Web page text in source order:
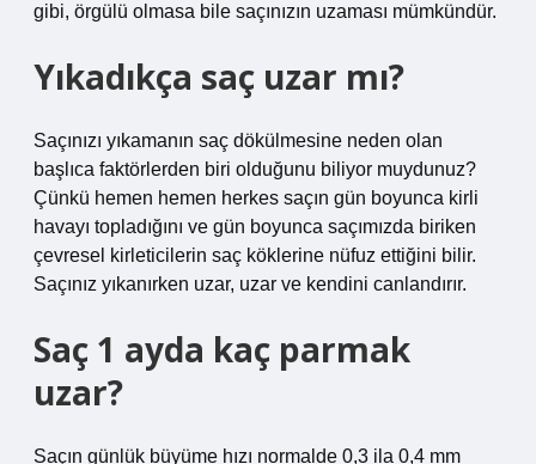
gibi, örgülü olmasa bile saçınızın uzaması mümkündür.
Yıkadıkça saç uzar mı?
Saçınızı yıkamanın saç dökülmesine neden olan
başlıca faktörlerden biri olduğunu biliyor muydunuz?
Çünkü hemen hemen herkes saçın gün boyunca kirli
havayı topladığını ve gün boyunca saçımızda biriken
çevresel kirleticilerin saç köklerine nüfuz ettiğini bilir.
Saçınız yıkanırken uzar, uzar ve kendini canlandırır.
Saç 1 ayda kaç parmak
uzar?
Saçın günlük büyüme hızı normalde 0,3 ila 0,4 mm